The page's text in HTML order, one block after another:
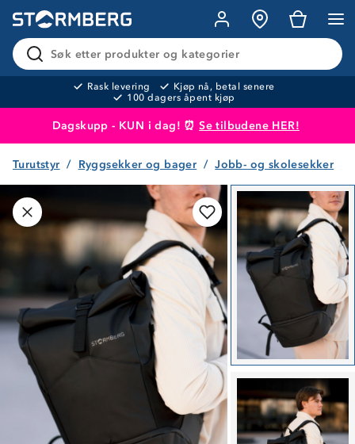
Søk etter produkter og kategorier
Rask levering
Kjøp nå, betal senere
100 dagers åpent kjøp
Dagskupp - KUN i dag! ⏰Se tilbudene HER!
Produktet er lagt i handlekurven Til kassen
Turutstyr Ryggsekker og bager Jobb- og skolesekker